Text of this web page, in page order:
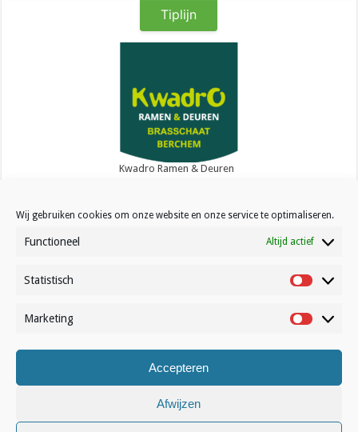
Wij gebruiken cookies om onze website en onze service te optimaliseren.
Functioneel Altijd actief
Statistisch Statistisch
Marketing
Accepteren
Afwijzen
Tiplijn
Kwadro Ramen & Deuren
Contact
© Volleynews.be2026
Algemene voorwaarden|Privacy